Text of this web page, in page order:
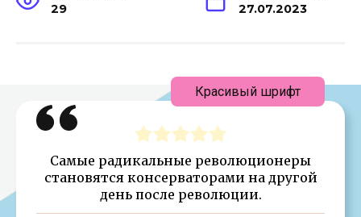
29 27.07.2023
Самые радикальные революционеры
становятся консерваторами на другой
день после революции.
Красивый шрифт